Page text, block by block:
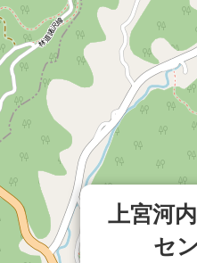
上宮河
セ